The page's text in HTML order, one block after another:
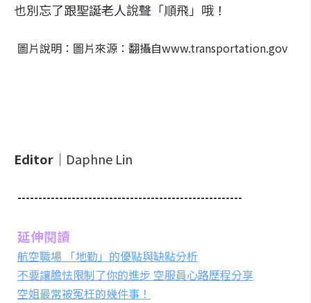
也別忘了跟聖誕老人說聲「順飛」哦！
圖片說明：圖片來源：翻攝自www.transportation.gov
Editor│ Daphne Lin
------------------------------------------------------
延伸閱讀
航空職場 「地勤」的優點與缺點分析
不要讓膽怯限制了你的進步 空服員心路歷程分享
空姐最常被冤枉的幾件事！